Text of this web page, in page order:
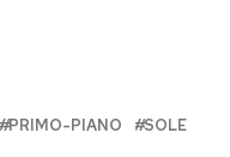
PRIMO-PIANO
SOLE